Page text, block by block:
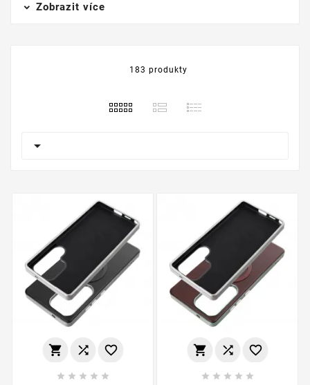
Zobrazit více
183 produkty

  
    
  
    